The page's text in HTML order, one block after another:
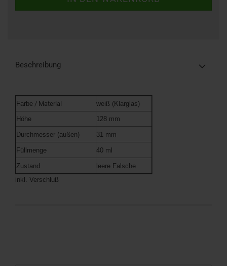
Beschreibung
Farbe / Material
weiß (Klarglas)
Höhe
128 mm
Durchmesser (außen) 31 mm
Füllmenge 40 ml
Zustand
leere Falsche
inkl. Verschluß